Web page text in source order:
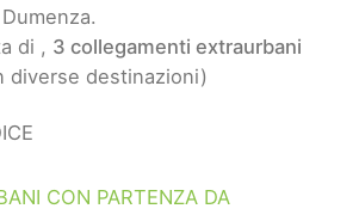
di , 3 collegamenti extraurbani
diverse destinazioni)
CON PARTENZA DA